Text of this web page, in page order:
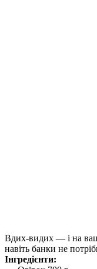
Вдих-видих — і на
навіть банки не
Інгредієнти: